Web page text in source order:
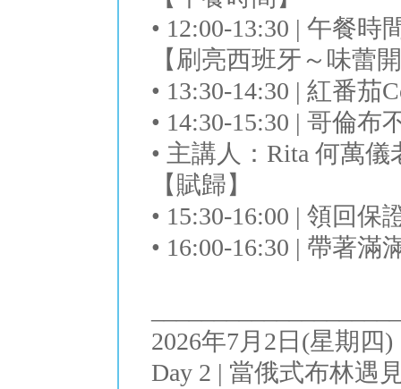
• 12:00-13:30 | 午餐
【刷亮西班牙～味蕾
• 13:30-14:30 | 紅番
• 14:30-15:30 | 哥倫
• 主講人：Rita 何萬
【賦歸】
• 15:30-16:00 | 領回保
• 16:00-16:30 | 帶著
2026年7月2日(星期四)
Day 2 | 當俄式布林遇